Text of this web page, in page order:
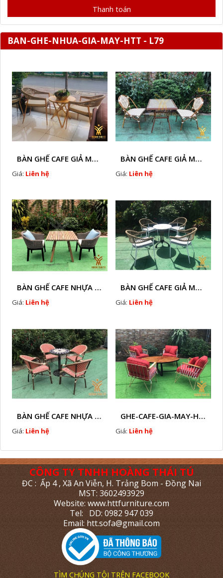
Thanh toán
BAN-GHE-NHUA-GIA-MAY-HTT - L79
BÀN GHẾ CAFE GIẢ MÂY HTT - L128A
Giá: Liên hệ
BÀN GHẾ CAFE GIẢ MÂY HTT - LS132
Giá: Liên hệ
BÀN GHẾ CAFE NHỰA GIÃ MÂY HTT - L32
Giá: Liên hệ
BÀN GHẾ CAFE GIẢ MÂY HTT - L128
Giá: Liên hệ
BÀN GHẾ CAFE NHỰA GIẢ MÂY HTT - L112
Giá: Liên hệ
GHE-CAFE-GIA-MAY-HTT - L110
Giá: Liên hệ
CÔNG TY TNHH HOÀNG THÁI TÚ
ĐC : Ấp 4 , Xã An Viễn, H. Trảng Bom - Đồng Nai
MST: 3602493929
Website: www.httfurniture.com
Tel: DD: 0982 947 039
Email: htt.sofa@gmail.com
TÌM CHÚNG TÔI TRÊN FACEBOOK